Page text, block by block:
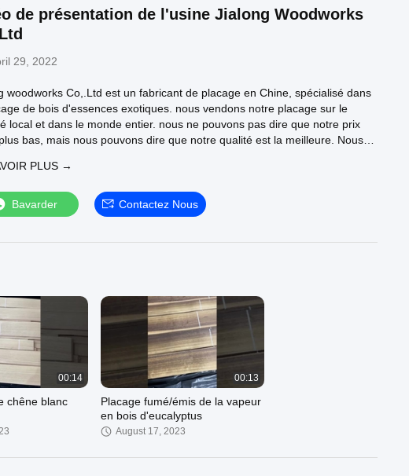
de présentation de l'usine Jialong Woodworks
29, 2022
woodworks Co,.Ltd est un fabricant de placage en Chine, spécialisé dans
de bois d'essences exotiques. nous vendons notre placage sur le
local et dans le monde entier. nous ne pouvons pas dire que notre prix
bas, mais nous pouvons dire que notre qualité est la meilleure. Nous
placage et le placage en bois d'ingénierie. Nous nous approvisionnons
de Chine, etc. Nos principales espèces sont : noyer noir, cerisier, chêne,
ébène, zèbre, sapele, frêne chinois, chêne chinois, noyer chinois, érable
une entreprise de menuiserie de classe mondiale
PLUS →
Bavarder Contactez Nous
00:14
chêne blanc
00:13
Placage fumé/émis de la vapeur
en bois d'eucalyptus
August 17, 2023